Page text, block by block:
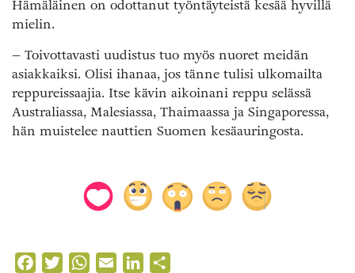
Hämäläinen on odottanut työntäyteistä kesää hyvillä
mielin.
– Toivottavasti uudistus tuo myös nuoret meidän
asiakkaiksi. Olisi ihanaa, jos tänne tulisi ulkomailta
reppureissaajia. Itse kävin aikoinani reppu selässä
Australiassa, Malesiassa, Thaimaassa ja Singaporessa,
hän muistelee nauttien Suomen kesäauringosta.
FacebookTwitterWhatsApp
Email LinkedIn